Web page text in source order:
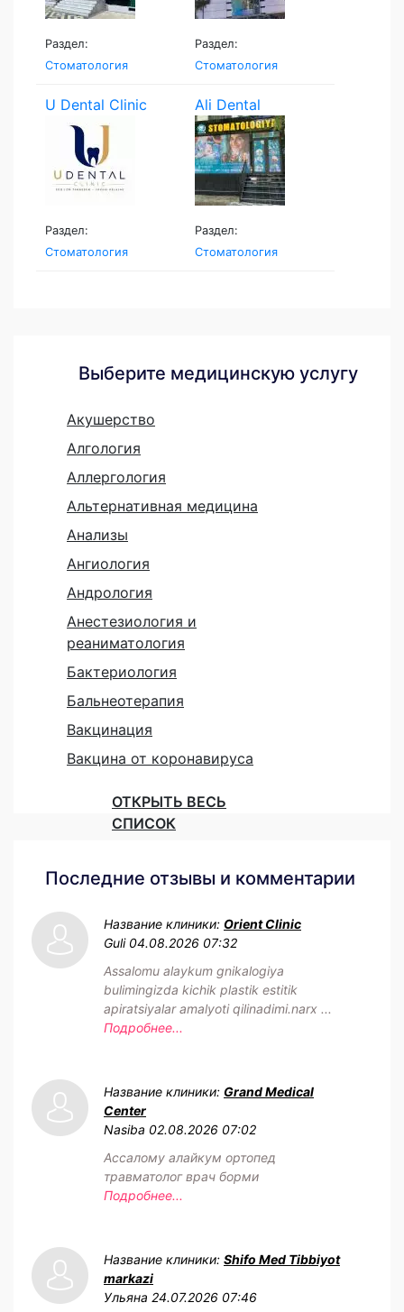
Раздел:
Стоматология
Раздел:
Стоматология
U Dental Clinic
Раздел:
Стоматология
Ali Dental
Раздел:
Стоматология
Выберите медицинскую услугу
Акушерство
Алгология
Аллергология
Альтернативная медицина
Анализы
Ангиология
Андрология
Анестезиология и
реаниматология
Бактериология
Бальнеотерапия
Вакцинация
Вакцина от коронавируса
ОТКРЫТЬ ВЕСЬ
СПИСОК
Последние отзывы и комментарии
Название клиники: Orient Clinic
Guli 04.08.2026 07:32
Assalomu alaykum gnikalogiya
bulimingizda kichik plastik estitik
apiratsiyalar amalyoti qilinadimi.narx ...
Подробнее...
Название клиники: Grand Medical
Center
Nasiba 02.08.2026 07:02
Ассалому алайкум ортопед
травматолог врач борми
Подробнее...
Название клиники: Shifo Med Tibbiyot
markazi
Ульяна 24.07.2026 07:46